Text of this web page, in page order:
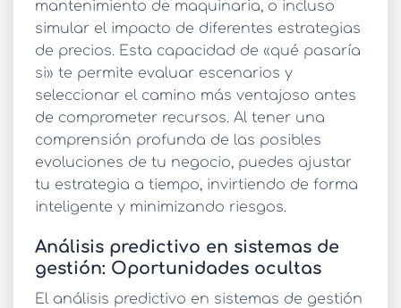
mantenimiento de maquinaria, o incluso
simular el impacto de diferentes estrategias
de precios. Esta capacidad de «qué pasaría
si» te permite evaluar escenarios y
seleccionar el camino más ventajoso antes
de comprometer recursos. Al tener una
comprensión profunda de las posibles
evoluciones de tu negocio, puedes ajustar
tu estrategia a tiempo, invirtiendo de forma
inteligente y minimizando riesgos.
Análisis predictivo en sistemas de
gestión: Oportunidades ocultas
El análisis predictivo en sistemas de gestión